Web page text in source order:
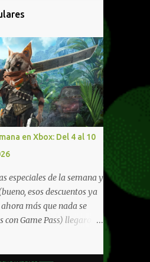
en Xbox: Del 4 al 10
especiales de la semana y
esos descuentos ya
más que nada se
Game Pass) llegaron a